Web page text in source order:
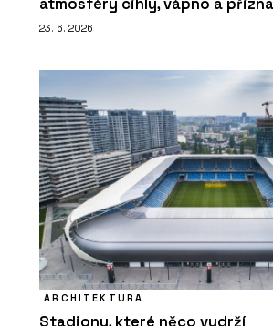
atmosféry cihly, vápno a
23. 6. 2026
ARCHITEKTURA
Stadiony, které něco vydrží